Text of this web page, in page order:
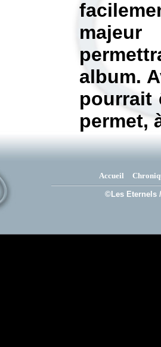
album.
pourrait
permet,
Accueil
©Les Eternels